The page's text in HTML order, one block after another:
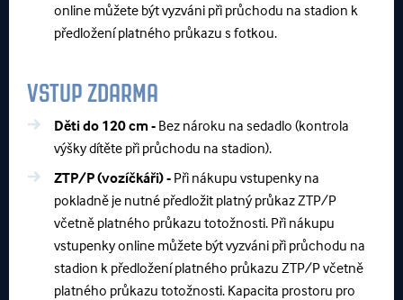
online můžete být vyzváni při průchodu na stadion k
předložení platného průkazu s fotkou.
VSTUP ZDARMA
Děti do 120 cm - Bez nároku na sedadlo (kontrola
výšky dítěte při průchodu na stadion).
ZTP/P (vozíčkáři) - Při nákupu vstupenky na
pokladně je nutné předložit platný průkaz ZTP/P
včetně platného průkazu totožnosti. Při nákupu
vstupenky online můžete být vyzváni při průchodu na
stadion k předložení platného průkazu ZTP/P včetně
platného průkazu totožnosti. Kapacita prostoru pro